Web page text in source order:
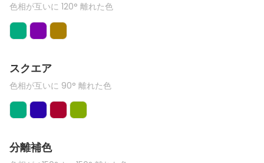
色相が互いに 120° 離れた色
スクエア
色相が互いに 90° 離れた色
分離補色